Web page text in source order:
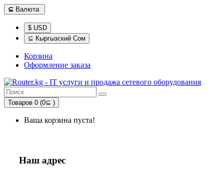
⊆ Валюта
$ USD
⊆ Кыргызский Сом
Корзина
Оформление заказа
Товаров 0 (0⊆ )
Ваша корзина пуста!
Наш адрес